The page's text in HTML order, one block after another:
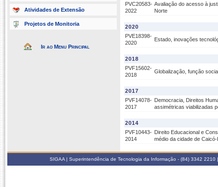
Atividades de Extensão
Projetos de Monitoria
Ir ao Menu Principal
PVC20583-
2022
Avaliação do acesso à
Norte
2020
PVE18398-
2020
Estado, inovações
2018
PVF15602-
2018
Globalização, função
2017
PVF14078-
2017
Democracia, Direitos
assimétricas viabilizadas
2014
PVF10443-
2014
Direito Educacional e
médio da cidade de
SIGAA | Superintendência de Tecnologia da Informação - (84) 3342